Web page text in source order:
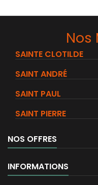
Nos
SAINTE CLOTILDE
SAINT ANDRÉ
SAINT PAUL
SAINT PIERRE
NOS OFFRES
INFORMATIONS